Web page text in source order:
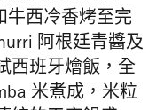
牛西冷香烤至完
阿根廷青醬及
西班牙燴飯，全
米煮成，米粒